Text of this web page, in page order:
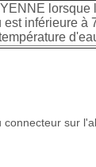
lorsque
inférieure à
sur